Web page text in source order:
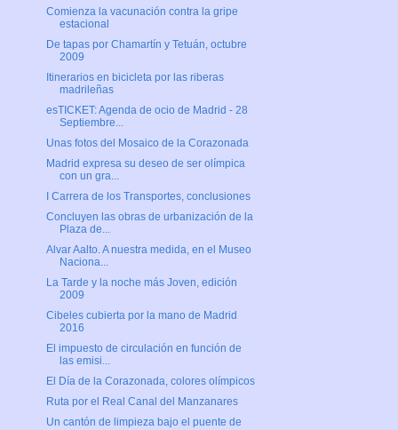
Comienza la vacunación contra la gripe
estacional
De tapas por Chamartín y Tetuán, octubre
2009
Itinerarios en bicicleta por las riberas
madrileñas
esTICKET: Agenda de ocio de Madrid - 28
Septiembre...
Unas fotos del Mosaico de la Corazonada
Madrid expresa su deseo de ser olímpica
con un gra...
I Carrera de los Transportes, conclusiones
Concluyen las obras de urbanización de la
Plaza de...
Alvar Aalto. A nuestra medida, en el Museo
Naciona...
La Tarde y la noche más Joven, edición
2009
Cibeles cubierta por la mano de Madrid
2016
El impuesto de circulación en función de
las emisi...
El Día de la Corazonada, colores olímpicos
Ruta por el Real Canal del Manzanares
Un cantón de limpieza bajo el puente de